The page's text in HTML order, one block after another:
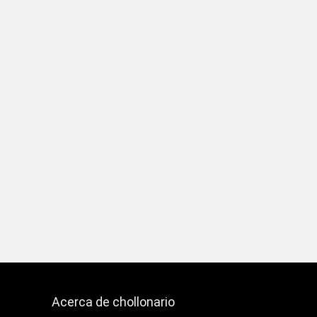
Acerca de chollonario